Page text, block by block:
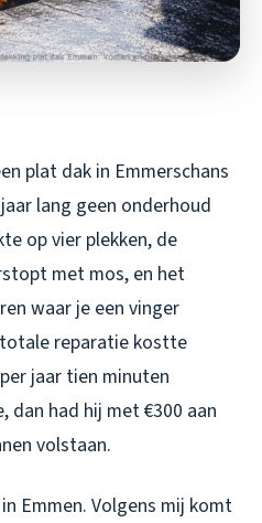
plat dak in Emmerschans
lang geen onderhoud
op vier plekken, de
met mos, en het
waar je een vinger
reparatie kostte
jaar tien minuten
dan had hij met €300 aan
volstaan.
Emmen. Volgens mij komt